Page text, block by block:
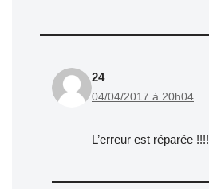
24
04/04/2017 à 20h04
L’erreur est réparée !!!!